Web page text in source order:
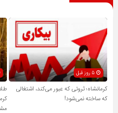
کرمانشاه؛ ثروتی که عبور می‌کند، اشتغالی
که ساخته نمی‌شود!